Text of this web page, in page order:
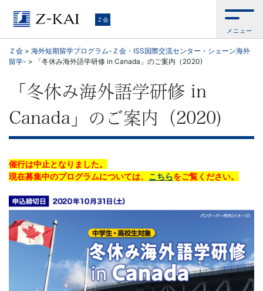
Ｚ
会
【公
サ
イ
ト】
自
ら
Ｚ会
メニュー
Ｚ会 > 海外短期留学プログラム-Ｚ会・ISS国際交流センター・シェーン海外
留学- > 「冬休み海外語学研修 in Canada」のご案内（2020)
「冬休み海外語学研修 in
Canada」のご案内（2020)
催行は中止となりました。
現在募集中のプログラムについては、 こちらをご覧ください。